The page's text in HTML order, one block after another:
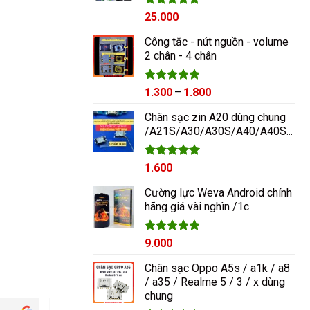
Được xếp
5 sao
25.000
Công tắc - nút nguồn - volume
2 chân - 4 chân
Được xếp
5 sao
1.300 – 1.800Khoảng
từ
1.300₫
Chân sạc zin A20 dùng chung
/A21S/A30/A30S/A40/A40S/A50/A60/A70/M10/M20
Được xếp
5 sao
1.600
Cường lực Weva Android chính
hãng giá vài nghìn /1c
Được xếp
5 sao
9.000
Chân sạc Oppo A5s / a1k / a8
/ a35 / Realme 5 / 3 / x dùng
chung